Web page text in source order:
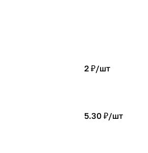
2 ₽/шт
5.30 ₽/шт